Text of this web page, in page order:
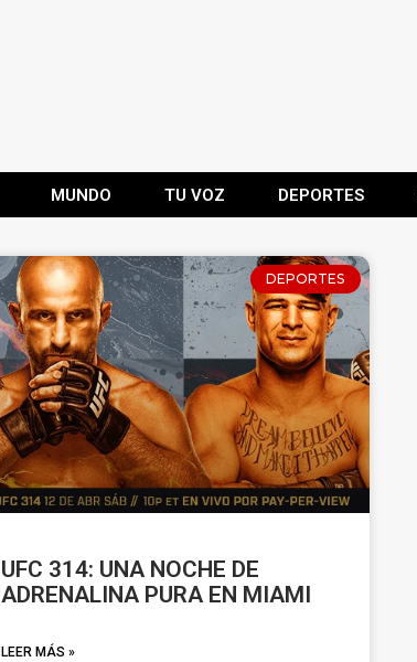
MUNDO TU VOZ DEPORTES
DEPORTES
UFC 314: UNA NOCHE DE
ADRENALINA PURA EN MIAMI
LEER MÁS »